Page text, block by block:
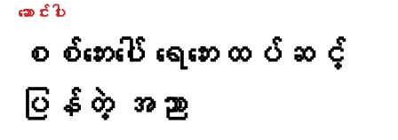
ဆောင်းပါး
စစ်ဘေးပေါ် ရေဘေးထပ်ဆင့်
ပြန်တဲ့ အညာ